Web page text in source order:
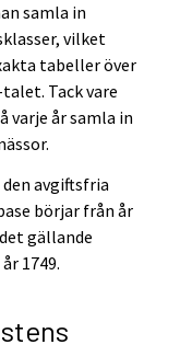
samla in
vilket
tabeller över
Tack vare
varje år samla in
avgiftsfria
börjar från år
gällande
1749.